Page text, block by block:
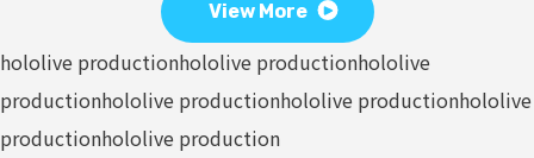
View More
hololive productionhololive productionhololive
productionhololive productionhololive productionhololive
productionhololive production